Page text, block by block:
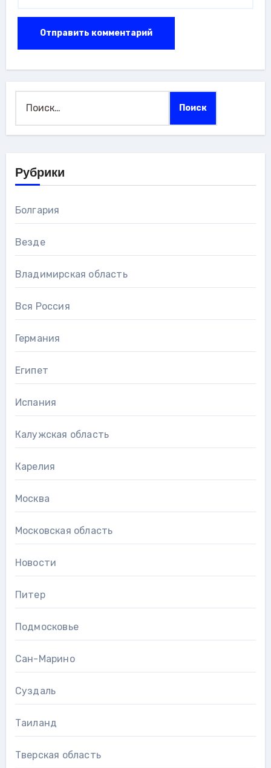
Рубрики
Болгария
Везде
Владимирская область
Вся Россия
Германия
Египет
Испания
Калужская область
Карелия
Москва
Московская область
Новости
Питер
Подмосковье
Сан-Марино
Суздаль
Таиланд
Тверская область